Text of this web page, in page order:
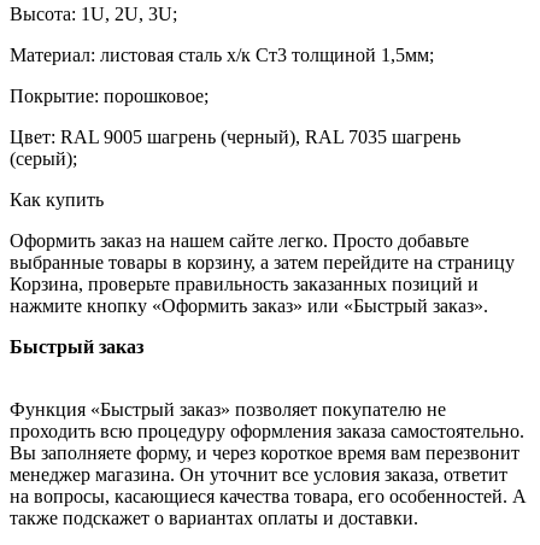
Высота: 1U, 2U, 3U;
Материал: листовая сталь х/к Cт3 толщиной 1,5мм;
Покрытие: порошковое;
Цвет: RAL 9005 шагрень (черный), RAL 7035 шагрень
(серый);
Как купить
Оформить заказ на нашем сайте легко. Просто добавьте
выбранные товары в корзину, а затем перейдите на страницу
Корзина, проверьте правильность заказанных позиций и
нажмите кнопку «Оформить заказ» или «Быстрый заказ».
Быстрый заказ
Функция «Быстрый заказ» позволяет покупателю не
проходить всю процедуру оформления заказа самостоятельно.
Вы заполняете форму, и через короткое время вам перезвонит
менеджер магазина. Он уточнит все условия заказа, ответит
на вопросы, касающиеся качества товара, его особенностей. А
также подскажет о вариантах оплаты и доставки.